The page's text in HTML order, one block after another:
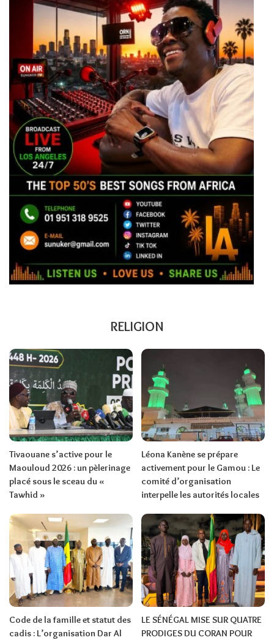
RELIGION
Tivaouane s’active pour le
Maouloud 2026 : un pèlerinage
placé sous le sceau du «
Tawhid »
Léona Kanène se prépare
activement pour le Gamou : Le
comité d’organisation
interpelle les autorités locales
Code de la famille et statut des
cadis : L’organisation Dar Al
LE SÉNÉGAL MISE SUR QUATRE
PRODIGES DU CORAN POUR